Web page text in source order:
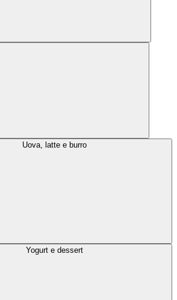
Uova, latte e burro
Yogurt e dessert